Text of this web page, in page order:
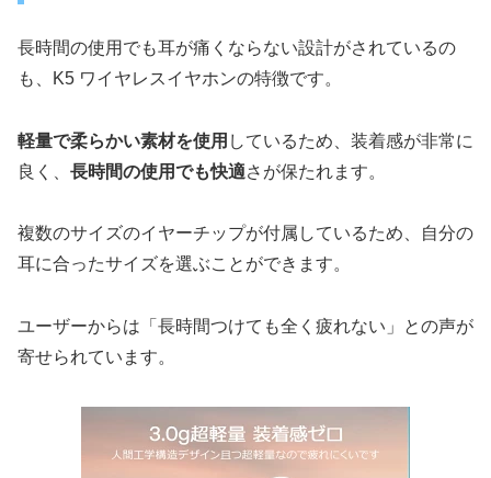
長時間の使用でも耳が痛くならない設計がされているの
も、K5 ワイヤレスイヤホンの特徴です。
軽量で柔らかい素材を使用 しているため、装着感が非常に
良く、 長時間の使用でも快適さが保たれます。
複数のサイズのイヤーチップが付属しているため、自分の
耳に合ったサイズを選ぶことができます。
ユーザーからは「長時間つけても全く疲れない」との声が
寄せられています。